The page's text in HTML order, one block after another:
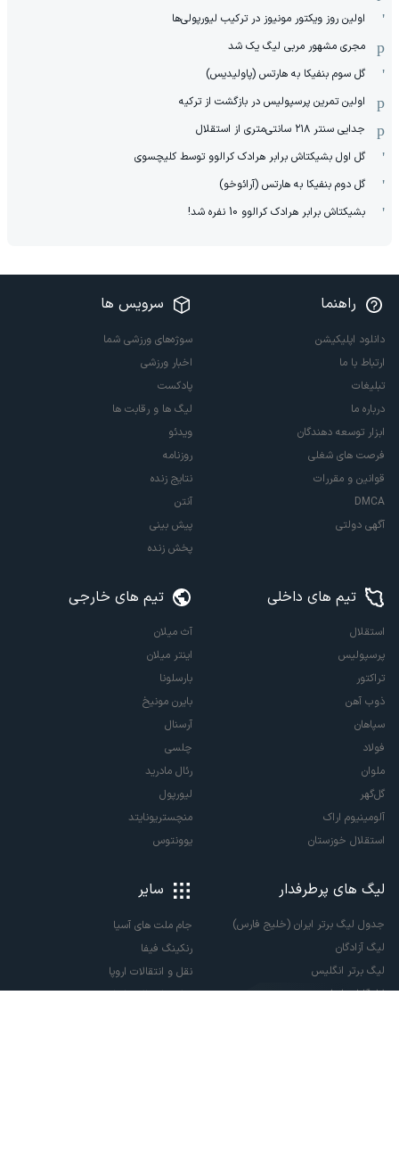
اولین روز ویکتور مونیوز در ترکیب لیورپولی‌ها
مجری مشهور مربی لیگ یک شد
گل سوم بنفیکا به هارتس (پاولیدیس)
اولین تمرین پرسپولیس در بازگشت از ترکیه
جدایی سنتر ۲۱۸ سانتی‌متری از استقلال
گل اول بشیکتاش برابر هرادک کرالوو توسط کلیچسوی
گل دوم بنفیکا به هارتس (آرائوخو)
بشیکتاش برابر هرادک کرالوو 10 نفره شد!
راهنما
دانلود اپلیکیشن
ارتباط با ما
تبلیغات
درباره ما
ابزار توسعه دهندگان
فرصت های شغلی
قوانین و مقررات
DMCA
آگهی دولتی
سرویس ها
سوژه‌های ورزشی شما
اخبار ورزشی
پادکست
لیگ ها و رقابت ها
ویدئو
روزنامه
نتایج زنده
آنتن
پیش بینی
پخش زنده
تیم های داخلی
استقلال
پرسپولیس
تراکتور
ذوب آهن
سپاهان
فولاد
ملوان
گل‌گهر
آلومینیوم اراک
استقلال خوزستان
تیم های خارجی
آث میلان
اینتر میلان
بارسلونا
بایرن مونیخ
آرسنال
چلسی
رئال مادرید
لیورپول
منچستریونایتد
یوونتوس
لیگ های پرطرفدار
جدول لیگ برتر ایران (خلیج فارس)
لیگ آزادگان
لیگ برتر انگلیس
لالیگا اسپانیا
سایر
جام ملت های آسیا
رنکینگ فیفا
نقل و انتقالات اروپا
نقل و انتقالات ایران